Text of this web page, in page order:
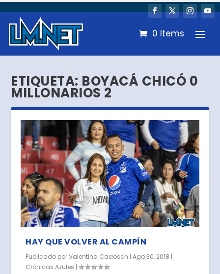
0 Items
ETIQUETA: BOYACÁ CHICÓ 0
MILLONARIOS 2
HAY QUE VOLVER AL CAMPÍN
Publicado porValentina Cadosch |Ago 30, 2018 |
Crónicas Azules |